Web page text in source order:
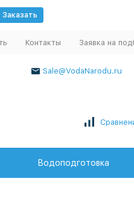
Заказать
Контакты Заявка на
Sale@VodaNarodu.ru
Водоподготовка